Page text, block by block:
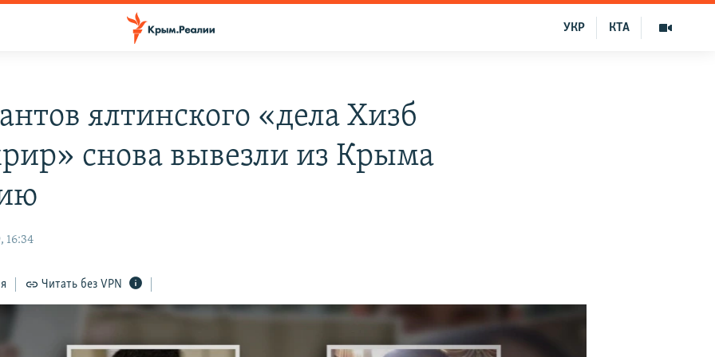
КТА
УКР
ялтинского «дела Хизб
снова вывезли из Крыма
16:34
Читать без VPN